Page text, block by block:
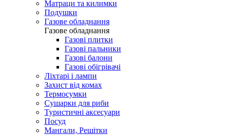
Матраци та килимки
Подушки
Газове обладнання
Газове обладнання
Газові плитки
Газові пальники
Газові балони
Газові обігрівачі
Ліхтарі і лампи
Захист від комах
Термосумки
Сушарки для риби
Туристичні аксесуари
Посуд
Мангали, Решітки